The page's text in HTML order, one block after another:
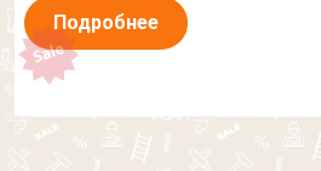
Подробнее